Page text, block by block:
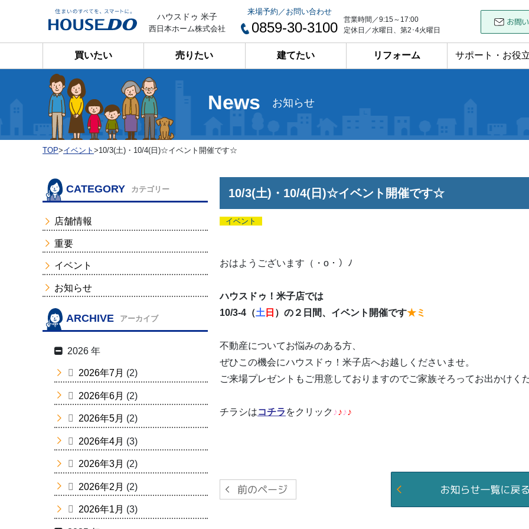
ハウスドゥ 米子
西日本ホーム株式会社
来場予約／お問い合わせ
0859-30-3100
営業時間／9:15～17:00
定休日／水曜日、第2･4火曜日
買いたい 売りたい 建てたい リフォーム サポート・お役
News お知らせ
TOP>イベント >10/3(土)・10/4(日)☆イベント開催です☆
10/3(土)・10/4(日)☆イベント開催です☆
イベント
おはようございます（・о・）ﾉ
ハウスドゥ！米子店では
10/3-4（土 日 ）の２日間、イベント開催です★ミ
不動産についてお悩みのある方、
ぜひこの機会にハウスドゥ！米子店へお越しくださいませ。
ご来場プレゼントもご用意しておりますのでご家族そろってお出かけく
チラシはコチラ をクリック ♪♪♪♪
CATEGORY カテゴリー
店舗情報
重要
イベント
お知らせ
ARCHIVE アーカイブ
2026 年
2026年7月 (2)
2026年6月 (2)
2026年5月 (2)
2026年4月 (3)
2026年3月 (2)
2026年2月 (2)
2026年1月 (3)